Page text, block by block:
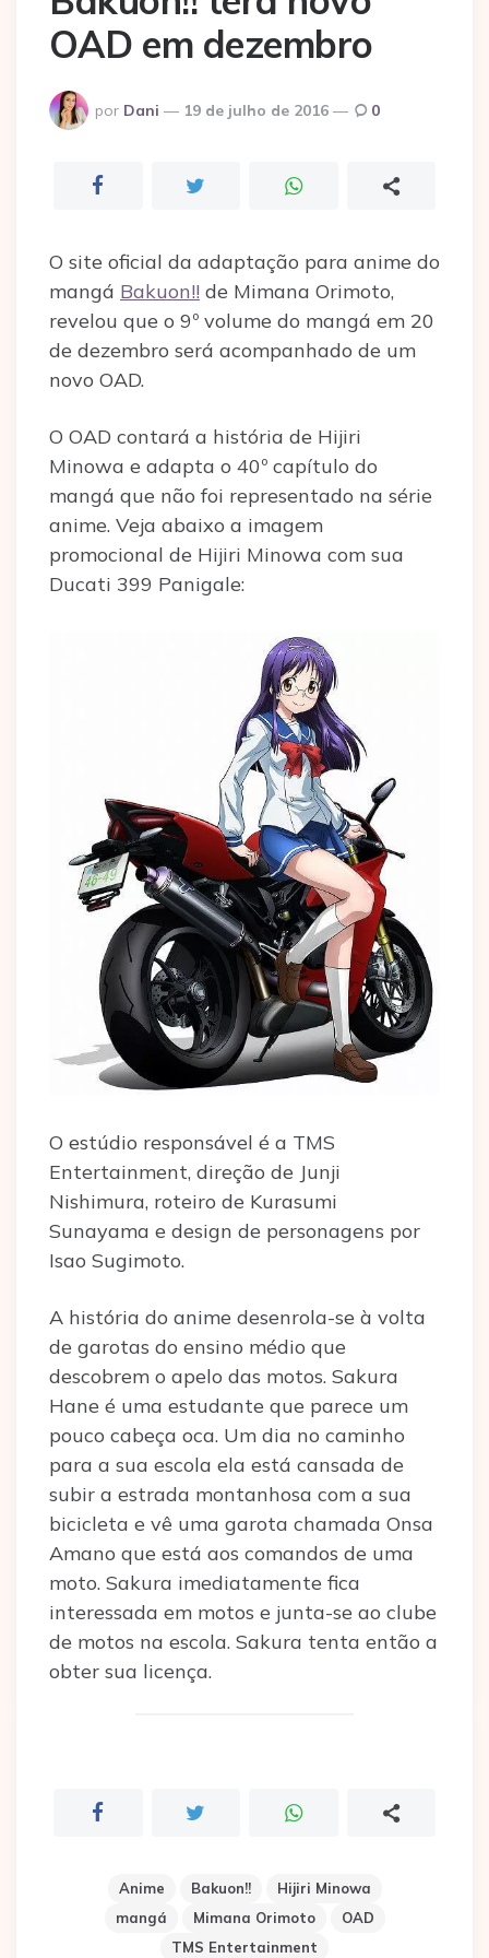
OAD em dezembro
Postado
por
por Dani 19 de julho de 2016 0
O site oficial da adaptação para anime do
mangá Bakuon!! de Mimana Orimoto,
revelou que o 9º volume do mangá em 20
de dezembro será acompanhado de um
novo OAD.
O OAD contará a história de Hijiri
Minowa e adapta o 40º capítulo do
mangá que não foi representado na série
anime. Veja abaixo a imagem
promocional de Hijiri Minowa com sua
Ducati 399 Panigale:
O estúdio responsável é a TMS
Entertainment, direção de Junji
Nishimura, roteiro de Kurasumi
Sunayama e design de personagens por
Isao Sugimoto.
A história do anime desenrola-se à volta
de garotas do ensino médio que
descobrem o apelo das motos. Sakura
Hane é uma estudante que parece um
pouco cabeça oca. Um dia no caminho
para a sua escola ela está cansada de
subir a estrada montanhosa com a sua
bicicleta e vê uma garota chamada Onsa
Amano que está aos comandos de uma
moto. Sakura imediatamente fica
interessada em motos e junta-se ao clube
de motos na escola. Sakura tenta então a
obter sua licença.
Anime Bakuon!!
Hijiri Minowa
mangá
Mimana Orimoto
OAD
TMS Entertainment